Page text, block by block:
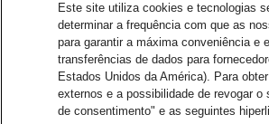
Este site utiliza cookies e tecnologias
determinar a frequência com que as
para garantir a máxima conveniência
transferências de dados para
Estados Unidos da América). Para
externos e a possibilidade de revogar
de consentimento" e as seguintes